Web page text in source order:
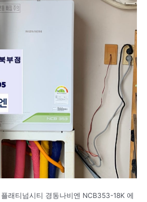
래티넘시티 경동나비엔 NCB353-18K 에